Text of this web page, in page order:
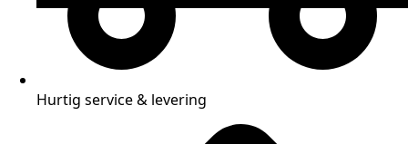
Hurtig service & levering